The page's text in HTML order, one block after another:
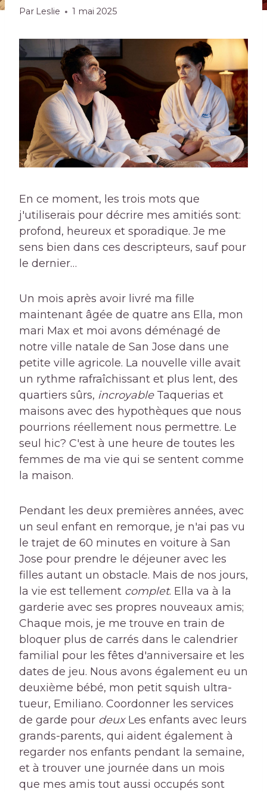
Par Leslie 1 mai 2025
En ce moment, les trois mots que
j'utiliserais pour décrire mes amitiés sont:
profond, heureux et sporadique. Je me
sens bien dans ces descripteurs, sauf pour
le dernier…
Un mois après avoir livré ma fille
maintenant âgée de quatre ans Ella, mon
mari Max et moi avons déménagé de
notre ville natale de San Jose dans une
petite ville agricole. La nouvelle ville avait
un rythme rafraîchissant et plus lent, des
quartiers sûrs, incroyableTaquerias et
maisons avec des hypothèques que nous
pourrions réellement nous permettre. Le
seul hic? C'est à une heure de toutes les
femmes de ma vie qui se sentent comme
la maison.
Pendant les deux premières années, avec
un seul enfant en remorque, je n'ai pas vu
le trajet de 60 minutes en voiture à San
Jose pour prendre le déjeuner avec les
filles autant un obstacle. Mais de nos jours,
la vie est tellement complet. Ella va à la
garderie avec ses propres nouveaux amis;
Chaque mois, je me trouve en train de
bloquer plus de carrés dans le calendrier
familial pour les fêtes d'anniversaire et les
dates de jeu. Nous avons également eu un
deuxième bébé, mon petit squish ultra-
tueur, Emiliano. Coordonner les services
de garde pour deuxLes enfants avec leurs
grands-parents, qui aident également à
regarder nos enfants pendant la semaine,
et à trouver une journée dans un mois
que mes amis tout aussi occupés sont